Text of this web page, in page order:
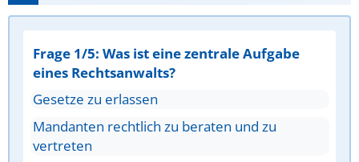
Frage 1/5: Was ist eine zentrale Aufgabe
eines Rechtsanwalts?
Gesetze zu erlassen
Mandanten rechtlich zu beraten und zu
vertreten